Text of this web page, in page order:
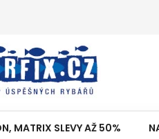
MATRIX SLEVY AŽ 50%